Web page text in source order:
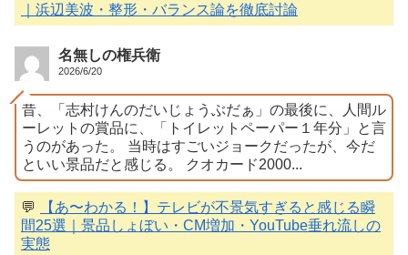
｜浜辺美波・整形・バランス論を徹底討論
名無しの権兵衛
2026/6/20
昔、「志村けんのだいじょうぶだぁ」の最後に、人間ル
ーレットの賞品に、「トイレットペーパー１年分」と言
うのがあった。 当時はすごいジョークだったが、今だ
といい景品だと感じる。 クオカード2000...
💬
【あ〜わかる！】テレビが不景気すぎると感じる瞬
間25選｜景品しょぼい・CM増加・YouTube垂れ流しの
実態